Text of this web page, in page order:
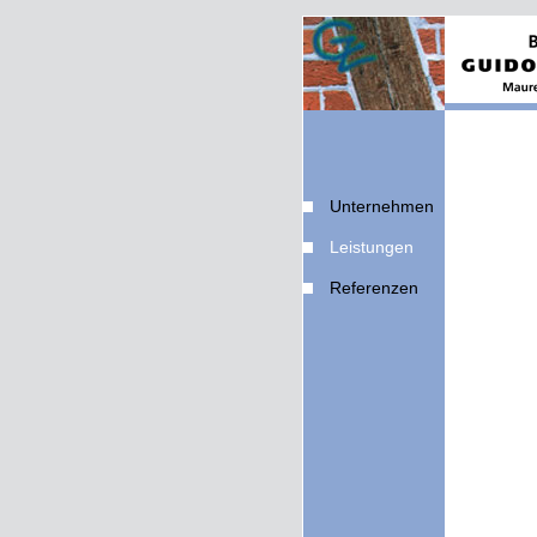
Unternehmen
Leistungen
Referenzen